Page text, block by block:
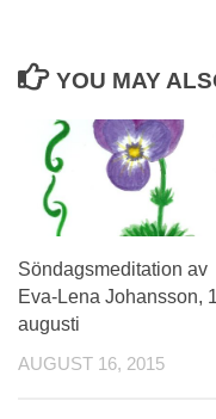
YOU MAY
Söndagsmeditation av
Eva-Lena Johansson,
augusti
AUGUST 16, 2015